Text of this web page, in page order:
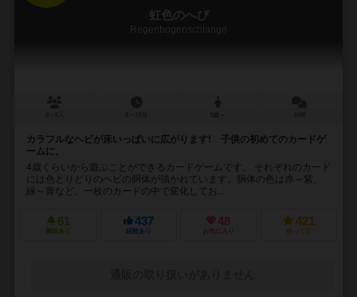
虹色のへび
Regenbogenschlange
カラフルなヘビが床いっぱいに広がります! 子供の初めてのカードゲ
ームに。
4歳くらいから遊ぶことができるカードゲームです。 それぞれのカード
には色とりどりのヘビの胴体が描かれています。胴体の色は赤～紫、
緑～青など、一枚のカードの中で変化してお...
61
興味あり
437
経験あり
48
お気に入り
421
持ってる